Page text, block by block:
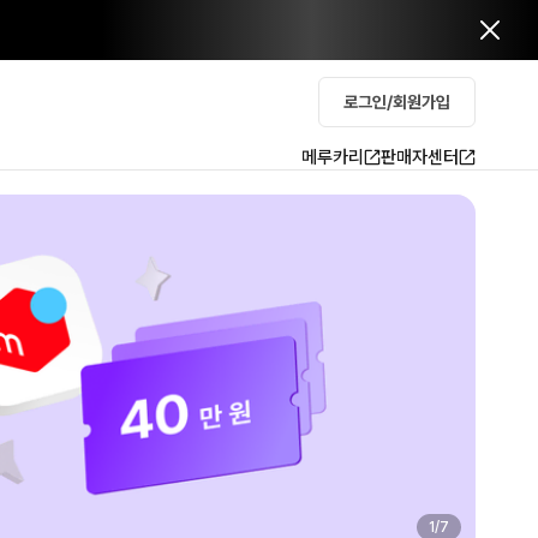
로그인/회원가입
메루카리 판매자센터
2/7